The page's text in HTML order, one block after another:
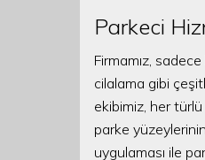
Parkeci
Firmamız,
cilalama gibi
ekibimiz, her
parke
uygulaması ile